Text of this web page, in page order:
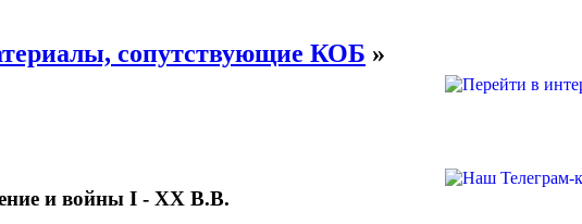
сопутствующие КОБ »
и войны I - XX В.В.